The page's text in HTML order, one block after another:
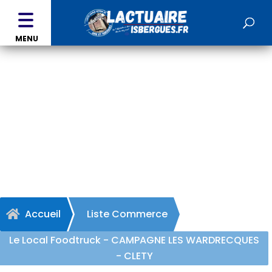
MENU
 Accueil
Liste Commerce
Le Local Foodtruck - CAMPAGNE LES WARDRECQUES
- CLETY